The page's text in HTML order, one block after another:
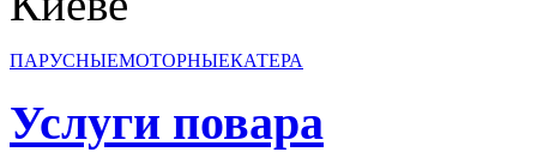
ПАРУСНЫЕМОТОРНЫЕКАТЕРА
Услуги повара